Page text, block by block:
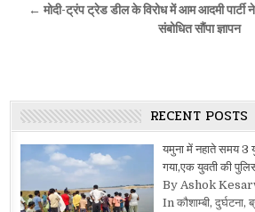
← मोदी-ट्रंप ट्रेड डील के विरोध में आम आदमी पार्टी
संबोधित सौंपा ज्ञापन
RECENT POSTS
यमुना में नहाते समय 3
गया,एक युवती की
By Ashok
In कौशाम्बी, दुर्घटना,